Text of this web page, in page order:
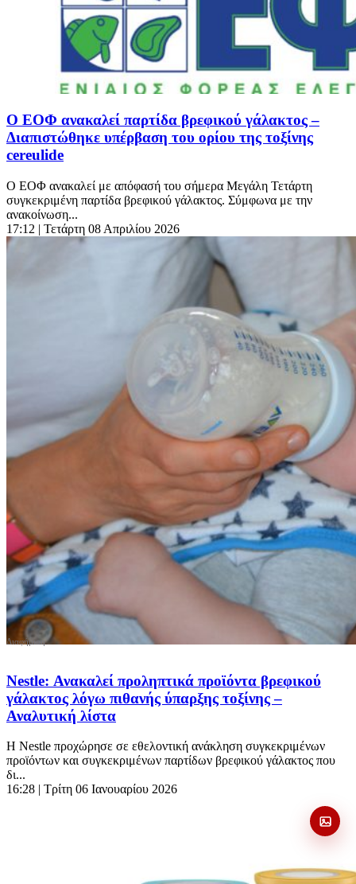
Ο ΕΟΦ ανακαλεί παρτίδα βρεφικού γάλακτος –
Διαπιστώθηκε υπέρβαση του ορίου της τοξίνης
cereulide
Ο ΕΟΦ ανακαλεί με απόφασή του σήμερα Μεγάλη Τετάρτη
συγκεκριμένη παρτίδα βρεφικού γάλακτος. Σύμφωνα με την
ανακοίνωση...
17:12 | Τετάρτη 08 Απριλίου 2026
Nestle: Ανακαλεί προληπτικά προϊόντα βρεφικού
γάλακτος λόγω πιθανής ύπαρξης τοξίνης –
Αναλυτική λίστα
Η Nestle προχώρησε σε εθελοντική ανάκληση συγκεκριμένων
προϊόντων και συγκεκριμένων παρτίδων βρεφικού γάλακτος που
δι...
16:28 | Τρίτη 06 Ιανουαρίου 2026